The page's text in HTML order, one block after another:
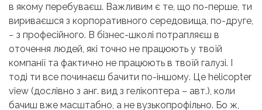
в якому перебуваєш. Важливим є те, що по-перше, ти
вириваєшся з корпоративного середовища, по-друге,
− з професійного. В бізнес-школі потрапляєш в
оточення людей, які точно не працюють у твоїй
компанії та фактично не працюють в твоїй галузі. І
тоді ти все починаєш бачити по-іншому. Це helicopter
view (дослівно з анг. вид з гелікоптера – авт.), коли
бачиш вже масштабно, а не вузькопрофільно. Бо ж,